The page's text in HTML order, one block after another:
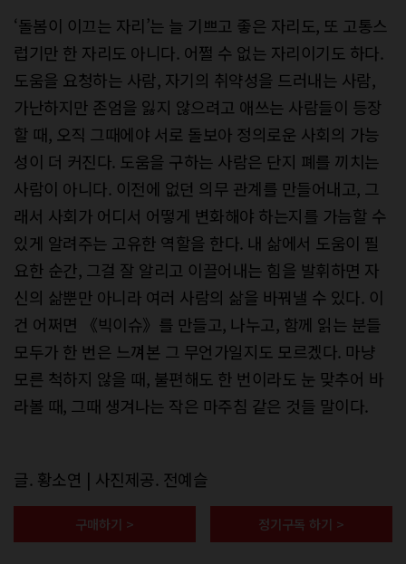
‘돌봄이 이끄는 자리’는 늘 기쁘고 좋은 자리도, 또 고통스
럽기만 한 자리도 아니다. 어쩔 수 없는 자리이기도 하다.
도움을 요청하는 사람, 자기의 취약성을 드러내는 사람,
가난하지만 존엄을 잃지 않으려고 애쓰는 사람들이 등장
할 때, 오직 그때에야 서로 돌보아 정의로운 사회의 가능
성이 더 커진다. 도움을 구하는 사람은 단지 폐를 끼치는
사람이 아니다. 이전에 없던 의무 관계를 만들어내고, 그
래서 사회가 어디서 어떻게 변화해야 하는지를 가늠할 수
있게 알려주는 고유한 역할을 한다. 내 삶에서 도움이 필
요한 순간, 그걸 잘 알리고 이끌어내는 힘을 발휘하면 자
신의 삶뿐만 아니라 여러 사람의 삶을 바꿔낼 수 있다. 이
건 어쩌면 《빅이슈》를 만들고, 나누고, 함께 읽는 분들
모두가 한 번은 느껴본 그 무언가일지도 모르겠다. 마냥
모른 척하지 않을 때, 불편해도 한 번이라도 눈 맞추어 바
라볼 때, 그때 생겨나는 작은 마주침 같은 것들 말이다.
글. 황소연 | 사진제공. 전예슬
구매하기 > 정기구독 하기 >